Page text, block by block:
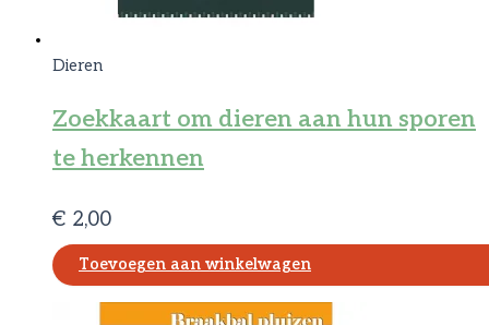
Dieren
Zoekkaart om dieren aan hun sporen
te herkennen
€ 2,00
Toevoegen aan winkelwagen